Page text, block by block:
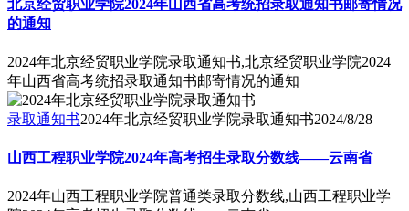
北京经贸职业学院2024年山西省高考统招录取通知书邮寄情况
的通知
2024年北京经贸职业学院录取通知书,北京经贸职业学院2024
年山西省高考统招录取通知书邮寄情况的通知
录取通知书2024年北京经贸职业学院录取通知书2024/8/28
山西工程职业学院2024年高考招生录取分数线——云南省
2024年山西工程职业学院普通类录取分数线,山西工程职业学